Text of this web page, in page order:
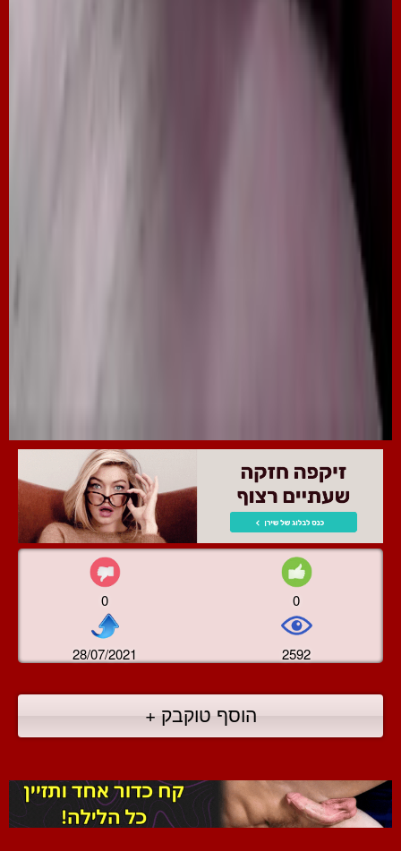
0 0
28/07/2021 2592
הוסף טוקבק +